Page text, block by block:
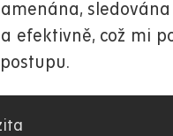
sledována
efektivně, což mi